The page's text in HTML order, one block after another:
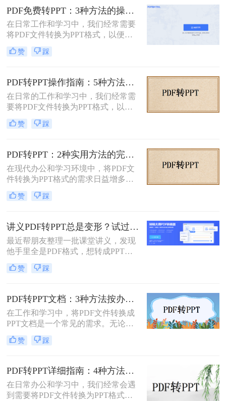
本文将介绍几种简单实用的方法，帮
助您高效完成转换。
PDF免费转PPT：3种方法的操作步骤和常见报错处理!
在日常工作和学习中，我们经常需要
将PDF文件转换为PPT格式，以便进
行演示和分享。那么如何免费将pdf转
换成PPT呢？本文将介绍三种免费将
赞 踩
PDF转PPT操作指南：5种方法的具体操作流程和参数设置！
在日常的工作和学习中，我们经常需
要将PDF文件转换为PPT格式，以便
进行演示或编辑。PDF文件以其固定
格式和跨平台的优势而广受欢迎，但
和动态展示效果。那么pdf转ppt怎么
操作呢？本文将介绍五种将PDF转换
为PPT的方法，帮助您轻松完成这一
任务。
赞 踩
PDF转PPT：2种实用方法的完整操作流程和格式保留对比！
在现代办公和学习环境中，将PDF文
件转换为PPT格式的需求日益增多。
无论是为了更方便地编辑内容，还是
为了在演示文稿中更好地展示信息，
能。那么如何把PDF转换成PPT呢？
本文将介绍两种高效的PDF转PPT方
法，帮助您根据自己的需求选择最合
适的方式。
赞 踩
讲义PDF转PPT总是变形？试过这几个办法真管用！
最近帮朋友整理一批课堂讲义，发现
他手里全是PDF格式，想转成PPT讲
课用，结果试了好几个工具，不是字
体乱码就是排版错位，气得他差点把
转ppt”这个问题，说到底要看你的
PDF是纯文字扫描件、带复杂表格的
课件，还是带大量图片的教案——不
同情况方法完全不同。下面我按实际
使用场景，把试过好用的几个方法整
理出来，不吹不黑，优缺点都说明
赞 踩
PDF转PPT文档：3种方法按办公场景（汇报/教学/合同）选择！
在工作和学习中，将PDF文件转换成
PPT文档是一个常见的需求。无论是
为了制作演示文稿、提取内容还是重
新排版，掌握几种有效的转换方法都
ppt文档呢？本文将介绍三种常用的
PDF转PPT的方法，帮助您轻松完成
PDF到PPT的转换。
赞 踩
PDF转PPT详细指南：4种方法的参数配置和输出效果调优！
在日常办公和学习中，我们经常会遇
到需要将PDF文件转换为PPT格式的